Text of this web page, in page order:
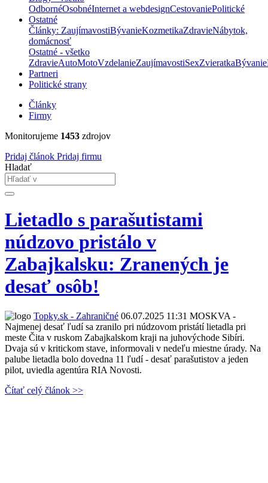
OdbornéOsobnéInternet a webdesignCestovaniePolitické
Ostatné
Články: ZaujímavostiBývanieKozmetikaZdravieNábytok,
domácnosť
Ostatné - všetko
ZdravieAutoMotoVzdelanieZaujímavostiSexZvieratkaBývanie
Partneri
Politické strany
Články
Firmy
Monitorujeme 1453 zdrojov
Pridaj článok Pridaj firmu
Hladať
Lietadlo s parašutistami
núdzovo pristálo v
Zabajkalsku: Zranených je
desať osôb!
Topky.sk - Zahraničné 06.07.2025 11:31 MOSKVA -
Najmenej desať ľudí sa zranilo pri núdzovom pristátí lietadla pri
meste Čita v ruskom Zabajkalskom kraji na juhovýchode Sibíri.
Dvaja sú v kritickom stave, informovali v nedeľu miestne úrady. Na
palube lietadla bolo dovedna 11 ľudí - desať parašutistov a jeden
pilot, uviedla agentúra RIA Novosti.
Čítať celý článok >>